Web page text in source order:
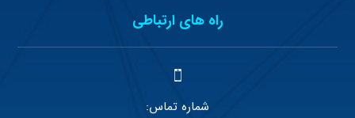
راه های ارتباطی
شماره تماس: